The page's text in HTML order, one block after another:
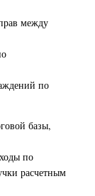
между
по
базы,
по
расчетным